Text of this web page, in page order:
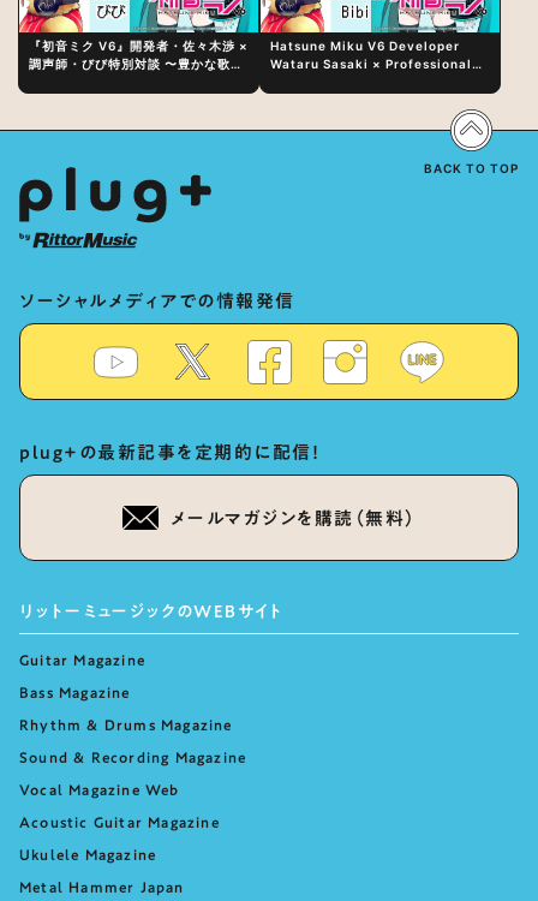
『初音ミク V6』開発者・佐々木渉 ×
調声師・びび特別対談 〜豊かな歌声
Hatsune Miku V6 Developer
Wataru Sasaki × Professional
Vocal Expression Lies in “Love
for the singing characters” and
ソーシャルメディアでの情報発信
plug+の最新記事を定期的に配信！
メールマガジンを購読（無料）
リットーミュージックのWEBサイト
Guitar Magazine
Bass Magazine
Rhythm & Drums Magazine
Sound & Recording Magazine
Vocal Magazine Web
Acoustic Guitar Magazine
Ukulele Magazine
Metal Hammer Japan
BACK TO TOP